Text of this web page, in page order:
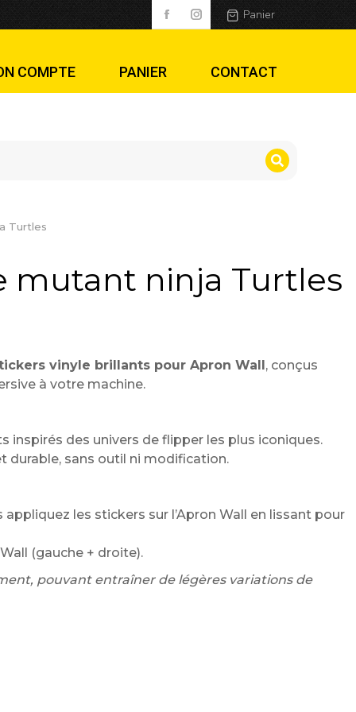
Panier
COMPTE PANIER CONTACT
Turtles
mutant ninja Turtles
vinyle brillants pour Apron Wall, conçus
à votre machine.
inspirés des univers de flipper les plus iconiques.
durable, sans outil ni modification.
les stickers sur l’Apron Wall en lissant pour
(gauche + droite).
pouvant entraîner de légères variations de